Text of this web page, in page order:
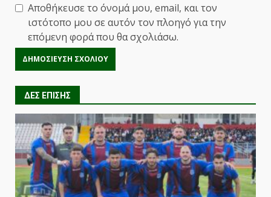
Αποθήκευσε το όνομά μου, email, και τον
ιστότοπο μου σε αυτόν τον πλοηγό για την
επόμενη φορά που θα σχολιάσω.
ΔΕΣ ΕΠΙΣΗΣ